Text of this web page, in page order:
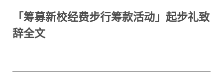
「筹募新校经费步行筹款活动」起步礼致
辞全文